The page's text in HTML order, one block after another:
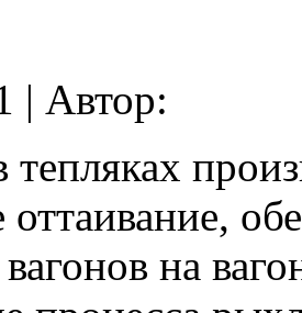
| Автор:
оттаивание,
вагонов на